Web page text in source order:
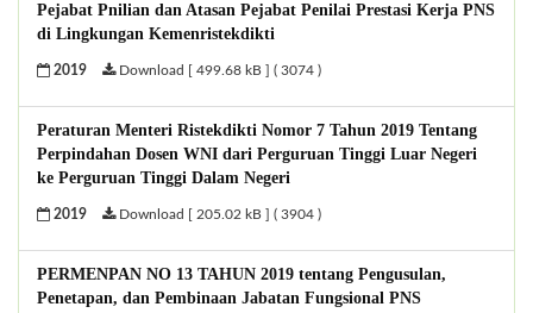
Pejabat Pnilian dan Atasan Pejabat Penilai Prestasi Kerja PNS
di Lingkungan Kemenristekdikti
2019 Download [ 499.68 kB ] ( 3074 )
Peraturan Menteri Ristekdikti Nomor 7 Tahun 2019 Tentang
Perpindahan Dosen WNI dari Perguruan Tinggi Luar Negeri
ke Perguruan Tinggi Dalam Negeri
2019 Download [ 205.02 kB ] ( 3904 )
PERMENPAN NO 13 TAHUN 2019 tentang Pengusulan,
Penetapan, dan Pembinaan Jabatan Fungsional PNS